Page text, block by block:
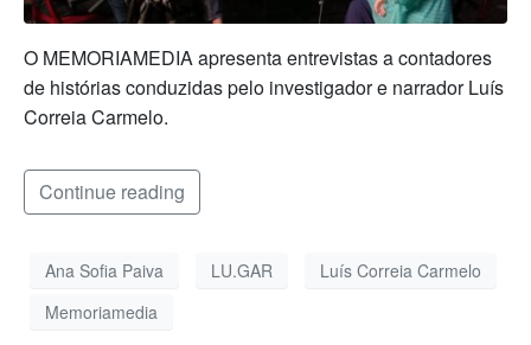
O MEMORIAMEDIA apresenta entrevistas a contadores
de histórias conduzidas pelo investigador e narrador Luís
Correia Carmelo.
Continue reading
Ana Sofia Paiva LU.GAR
Luís Correia Carmelo
Memoriamedia